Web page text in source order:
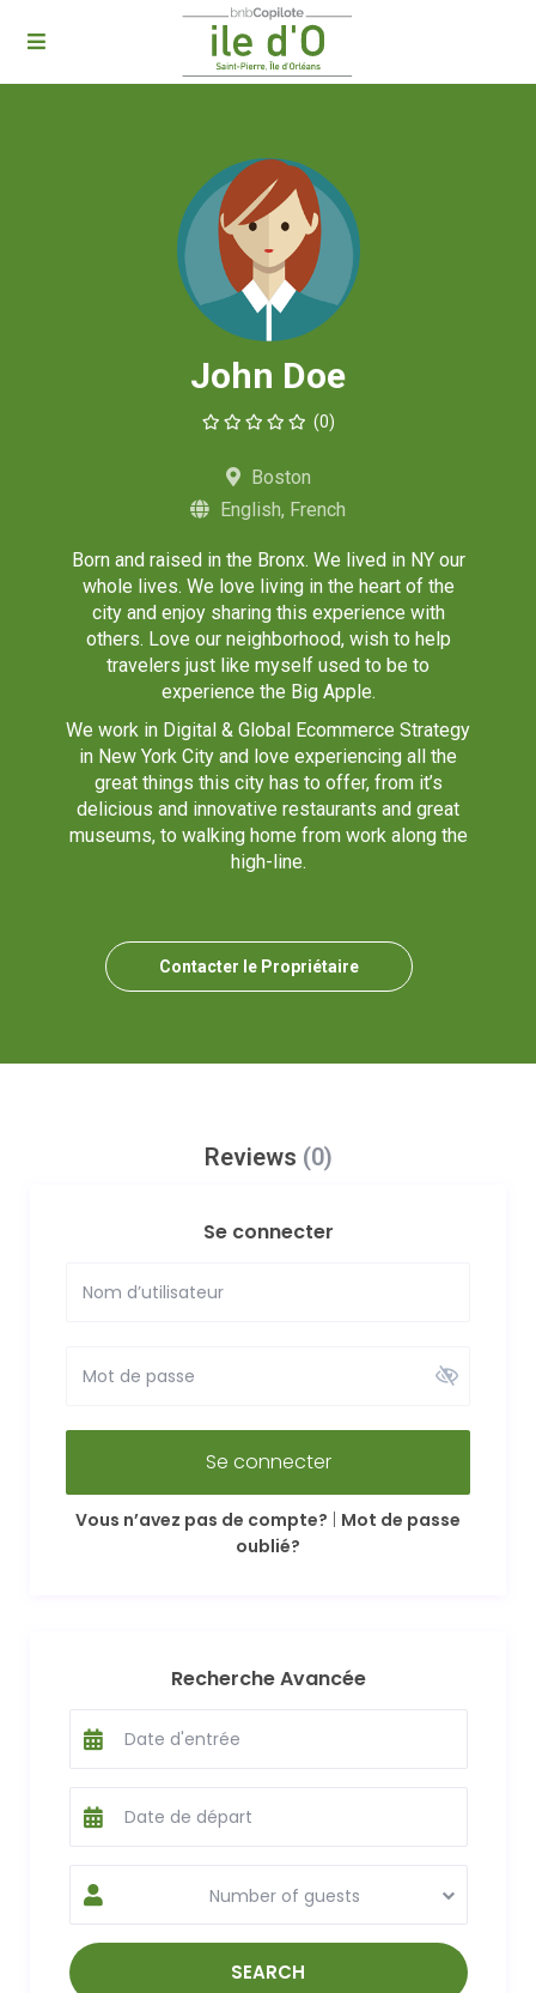
John Doe
(0)
Boston
English, French
Born and raised in the Bronx. We lived in NY our
whole lives. We love living in the heart of the
city and enjoy sharing this experience with
others. Love our neighborhood, wish to help
travelers just like myself used to be to
experience the Big Apple.
We work in Digital & Global Ecommerce Strategy
in New York City and love experiencing all the
great things this city has to offer, from it’s
delicious and innovative restaurants and great
museums, to walking home from work along the
high-line.
Contacter le Propriétaire
Reviews (0)
Se connecter
Se connecter
Vous n’avez pas de compte?
Mot de passe
oublié?
Recherche Avancée
Number of guests